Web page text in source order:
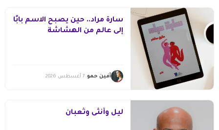
سارة مراد.. حين يصبح الاسم بابًا
إلى عالم من الهشاشة
آفين حمو 7 أغسطس 2026
ليل وأنثى وثعبان